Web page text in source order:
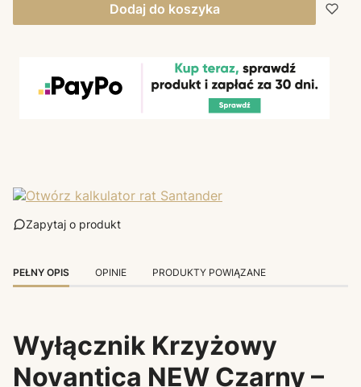
Dodaj do koszyka
Zapytaj o produkt
PEŁNY OPIS OPINIE PRODUKTY POWIĄZANE
Wyłącznik Krzyżowy
Novantica NEW Czarny –